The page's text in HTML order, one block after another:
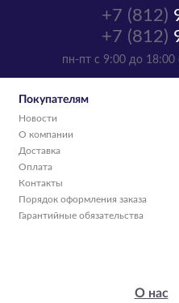
+7 (812)
+7 (812)
пн-пт с 9:00 до 18:00
Покупателям
Новости
О компании
Доставка
Оплата
Контакты
Порядок оформления заказа
Гарантийные обязательства
О нас